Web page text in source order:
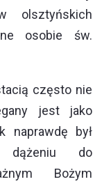
olsztyńskich
osobie św.
często nie
jest jako
naprawdę był
dążeniu do
Bożym